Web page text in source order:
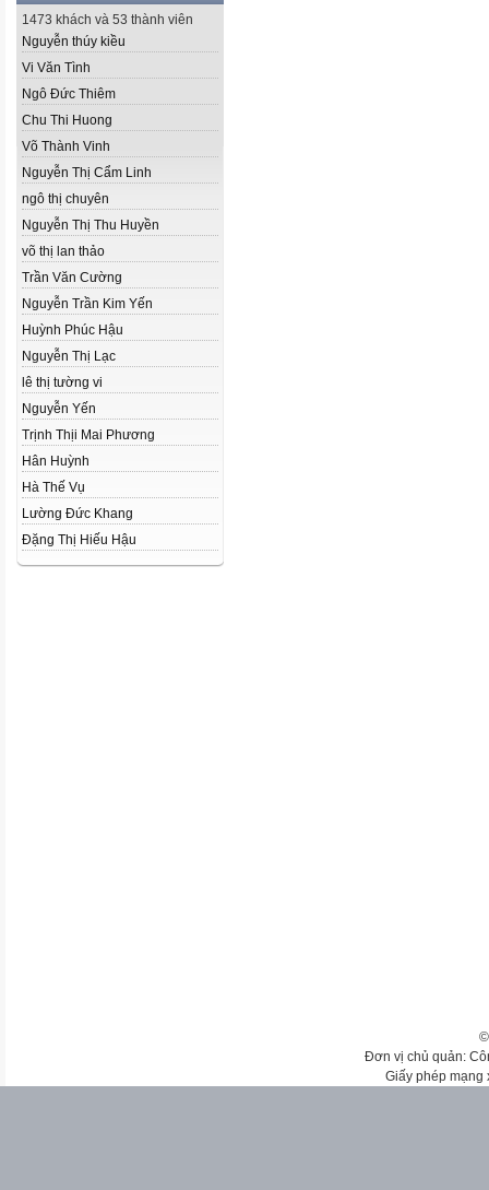
1473 khách và 53 thành viên
Nguyễn thúy kiều
Vi Văn Tình
Ngô Đức Thiêm
Chu Thi Huong
Võ Thành Vinh
Nguyễn Thị Cẩm Linh
ngô thị chuyên
Nguyễn Thị Thu Huyền
võ thị lan thảo
Trần Văn Cường
Nguyễn Trần Kim Yến
Huỳnh Phúc Hậu
Nguyễn Thị Lạc
lê thị tường vi
Nguyễn Yến
Trịnh Thịi Mai Phương
Hân Huỳnh
Hà Thế Vụ
Lường Đức Khang
Đặng Thị Hiếu Hậu
Đơn vị chủ quản:
Giấy phép mạng